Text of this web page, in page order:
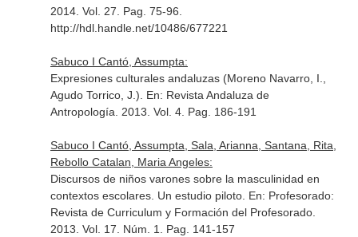
2014. Vol. 27. Pag. 75-96.
http://hdl.handle.net/10486/677221
Sabuco I Cantó, Assumpta:
Expresiones culturales andaluzas (Moreno Navarro, I.,
Agudo Torrico, J.). En: Revista Andaluza de
Antropología . 2013. Vol. 4. Pag. 186-191
Sabuco I Cantó, Assumpta, Sala, Arianna, Santana, Rita,
Rebollo Catalan, Maria Angeles:
Discursos de niños varones sobre la masculinidad en
contextos escolares. Un estudio piloto. En: Profesorado:
Revista de Curriculum y Formación del Profesorado.
2013. Vol. 17. Núm. 1. Pag. 141-157